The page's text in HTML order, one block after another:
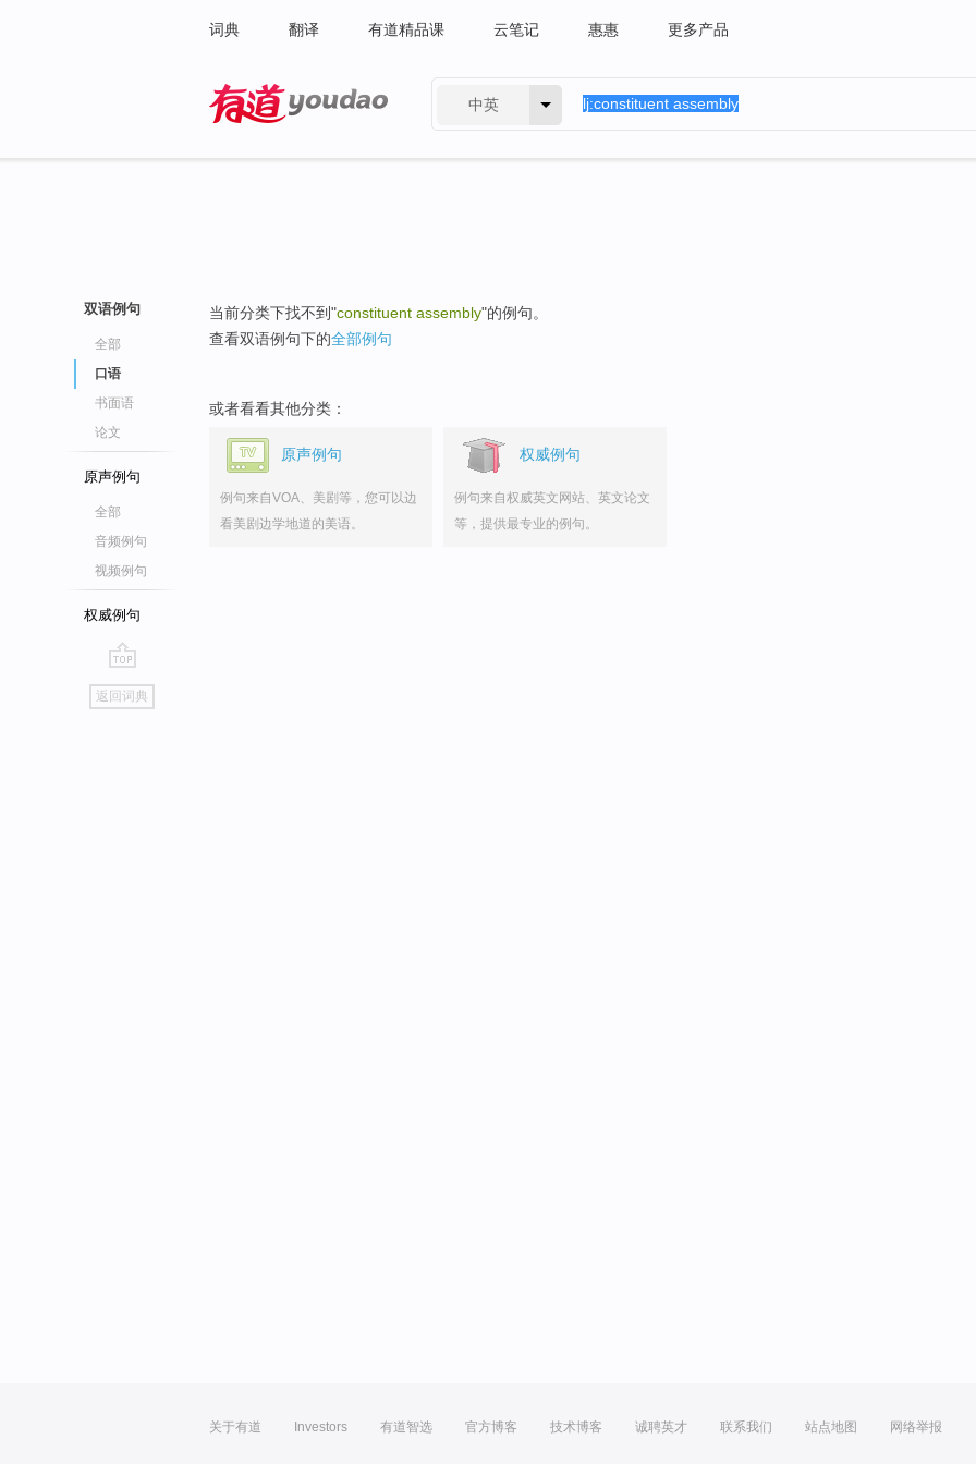
词典 翻译 有道精品课 云笔记 惠惠 更多产品
中英
双语例句
全部
口语
书面语
论文
原声例句
全部
音频例句
视频例句
权威例句
go
top
返回词典
当前分类下找不到"constituent assembly"的例句。
查看双语例句下的全部例句
或者看看其他分类：
原声例句
例句来自VOA、美剧等，您可以边
看美剧边学地道的美语。
权威例句
例句来自权威英文网站、英文论文
等，提供最专业的例句。
关于有道 Investors 有道智选 官方博客 技术博客 诚聘英才 联系我们 站点地图 网络举报